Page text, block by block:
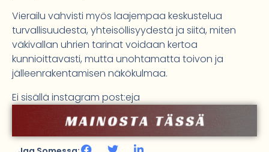
Vierailu vahvisti myös laajempaa keskustelua
turvallisuudesta, yhteisöllisyydestä ja siitä, miten
väkivallan uhrien tarinat voidaan kertoa
kunnioittavasti, mutta unohtamatta toivon ja
jälleenrakentamisen näkökulmaa.
Ei sisällä instagram post:eja